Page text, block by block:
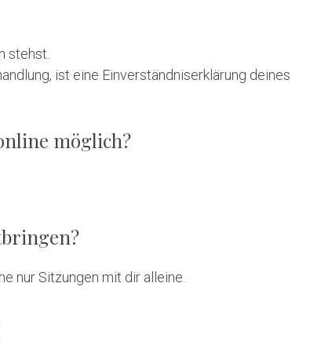
stehst.
ist eine Einverständniserklärung deines
möglich?
nur Sitzungen mit dir alleine.